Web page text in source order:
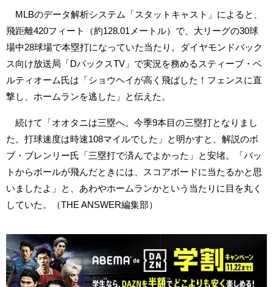
MLBのデータ解析システム「スタットキャスト」によると、
飛距離420フィート（約128.01メートル）で、大リーグの30球
場中28球場で本塁打になっていた当たり。ダイヤモンドバック
ス向け放送局「DバックスTV」で実況を務めるスティーブ・ベ
ルティオーム氏は「ショウヘイが高く飛ばした！フェンスに直
撃し、ホームランを逃した」と伝えた。
続けて「オオタニは三塁へ。今季9本目の三塁打となりまし
た。打球速度は時速108マイルでした」と明かすと、解説のボ
ブ・ブレンリー氏「三塁打で済んでよかった」と安堵。「バッ
トからボールが飛んだときには、スコアボードに当たるかと思
いましたよ」と、あわやホームランかという当たりに目を丸く
していた。（THE ANSWER編集部）